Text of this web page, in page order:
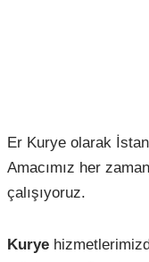
Er Kurye olarak
Amacımız her
çalışıyoruz.
Kurye